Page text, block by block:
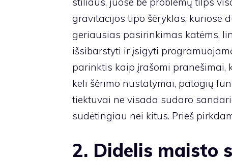
gravitacijos tipo šėryklas, kuriose
geriausias pasirinkimas katėms,
išsibarstyti ir įsigyti
parinktis kaip įrašomi pranešimai,
keli šėrimo nustatymai, patogių
tiektuvai ne visada sudaro
sudėtingiau nei kitus. Prieš
2. Didelis maisto